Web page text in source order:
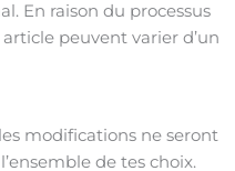
En raison du processus
peuvent varier d’un
modifications ne seront
de tes choix.